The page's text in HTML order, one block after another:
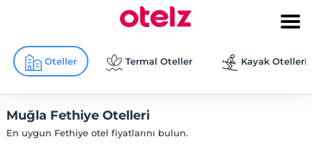
Oteller Termal Oteller Kayak Otelleri
Muğla Fethiye Otelleri
En uygun Fethiye otel fiyatlarını bulun.